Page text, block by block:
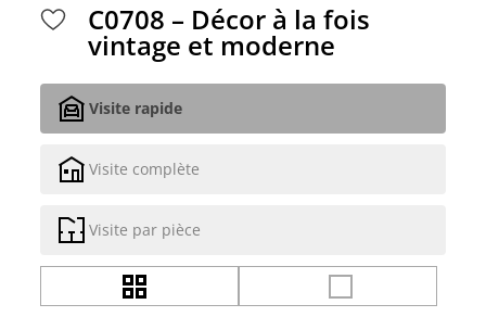
C0708 – Décor à la fois
vintage et moderne
Visite rapide
Visite complète
Visite par pièce